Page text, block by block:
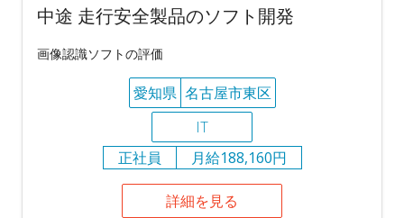
中途 走行安全製品のソフト開発
画像認識ソフトの評価
愛知県 名古屋市東区
IT
正社員
月給188,160円
詳細を見る